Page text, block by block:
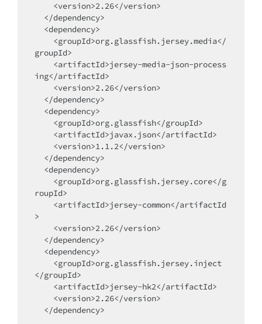
groupId>
ing</artifactId>
roupId>
>
</groupId>
  </dependency>